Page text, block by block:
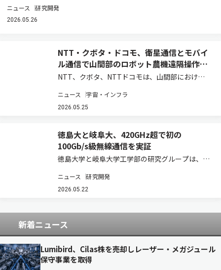
ニュース 研究開発
2026.05.26
NTT・クボタ・ドコモ、衛星通信とモバイ
ル通信で山間部のロボット農機遠隔操作を
実証
NTT、クボタ、NTTドコモは、山間部における
化と映像伝送の継続性を実現する共同実証実験を
実施し、モバイル通信と衛星通信を組み合わせた
ニュース 宇宙・インフラ
2026.05.25
徳島大と岐阜大、420GHz超で初の
100Gb/s級無線通信を実証
徳島大学と岐阜大学工学部の研究グループは、光
ツ波生成と多値変調技術を組み合わせたマイクロ
光コム駆動型テラヘルツ通信システムを開発した
ニュース 研究開発
2026.05.22
新着ニュース
Lumibird、Cilas株を売却しレーザー・メガジュール
保守事業を取得